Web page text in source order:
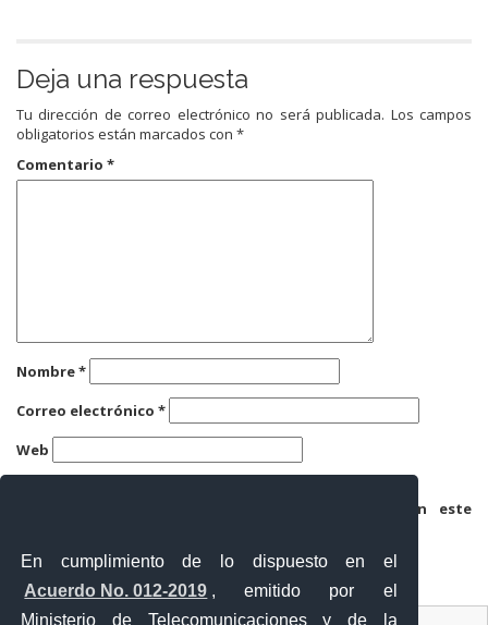
En cumplimiento de lo dispuesto en el
Acuerdo No. 012-2019 , emitido por el
Ministerio de Telecomunicaciones y de la
Deja una respuesta
Tu dirección de correo electrónico no será publicada. Los campos
obligatorios están marcados con *
Comentario *
Nombre*
Correo electrónico *
Web
Guarda mi nombre, correo electrónico y web en este